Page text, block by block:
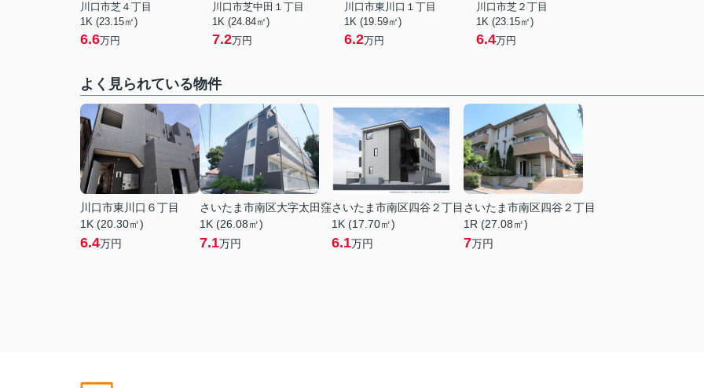
川口市芝４丁目
1K (23.15㎡)
6.6万円
川口市芝中田１丁目
1K (24.84㎡)
7.2万円
川口市東川口１丁目
1K (19.59㎡)
6.2万円
川口市芝２丁目
1K (23.15㎡)
6.4万円
よく見られている物件
川口市東川口６丁目
1K (20.30㎡)
6.4万円
さいたま市南区大字太田窪
1K (26.08㎡)
7.1万円
さいたま市南区四谷２丁目
1K (17.70㎡)
6.1万円
さいたま市南区四谷２丁目
1R (27.08㎡)
7万円